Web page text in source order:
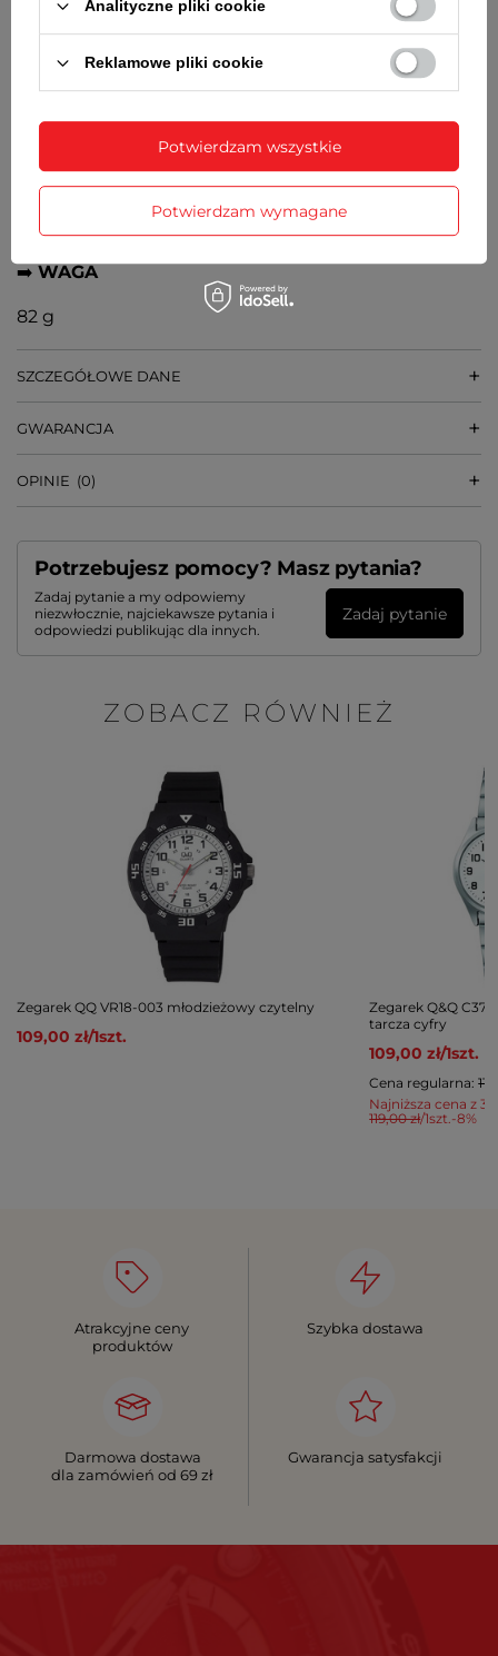
ŚREDNICA KOPERTY
39 mm
SZEROKOŚĆ BRANSOLETY PRZY KOPERCIE
20 mm
➡️ WAGA
82 g
SZCZEGÓŁOWE DANE
GWARANCJA
OPINIE (0)
Potrzebujesz pomocy? Masz pytania?
Zadaj pytanie a my odpowiemy
niezwłocznie, najciekawsze pytania i
odpowiedzi publikując dla innych.
Zadaj pytanie
ZOBACZ RÓWNIEŻ
Zegarek QQ VR18-003 młodzieżowy czytelny
109,00 zł/1szt.
Zegarek Q&Q
tarcza cyfry
109,00 zł/1szt.
Najniższa cena z
119,00 zł/1szt.-8%
Cena regularna:
Atrakcyjne ceny
produktów
Szybka dostawa
Darmowa dostawa
dla zamówień od 69 zł
Gwarancja satysfakcji
Analityczne pliki cookie
Reklamowe pliki cookie
Potwierdzam wymagane
Potwierdzam wszystkie